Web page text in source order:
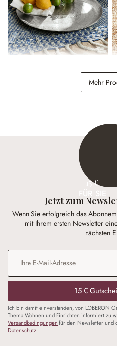
Mehr
15 €
Jetzt zum
Wenn Sie erfolgreich das
mit Ihrem ersten Newsletter
nächsten
E-Mail-Adresse*
15 €
Ich bin damit einverstanden, von LOBERON
Thema Wohnen und Einrichten informiert zu
Versandbedingungen für den Newsletter und
Datenschutz.